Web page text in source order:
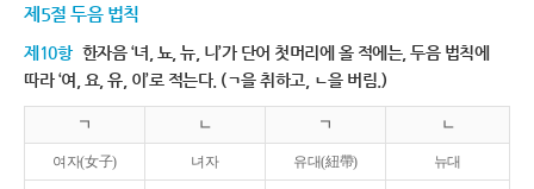
제5절 두음 법칙
제10항 한자음 ‘녀, 뇨, 뉴, 니’가 단어 첫머리에 올 적에는, 두음 법칙에
따라 ‘여, 요, 유, 이’로 적는다. (ㄱ을 취하고, ㄴ을 버림.)
ㄱ ㄴ ㄱ ㄴ
여자(女子) 녀자 유대(紐帶) 뉴대